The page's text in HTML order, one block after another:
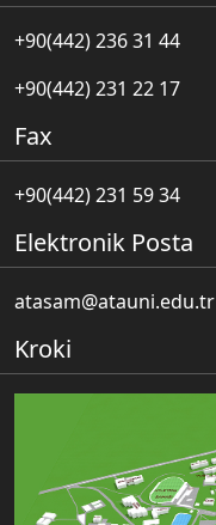
+90(442) 236 31 44
+90(442) 231 22 17
Fax
+90(442) 231 59 34
Elektronik Posta
atasam@atauni.edu.tr
Kroki